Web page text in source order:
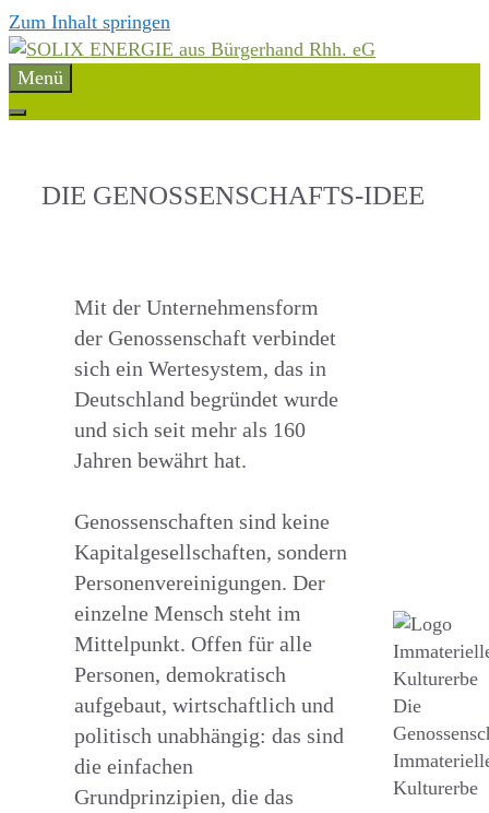
Zum Inhalt springen
Menü
DIE GENOSSENSCHAFTS-IDEE
Mit der Unternehmensform
der Genossenschaft verbindet
sich ein Wertesystem, das in
Deutschland begründet wurde
und sich seit mehr als 160
Jahren bewährt hat.
Genossenschaften sind keine
Kapitalgesellschaften, sondern
Personenvereinigungen. Der
einzelne Mensch steht im
Mittelpunkt. Offen für alle
Personen, demokratisch
aufgebaut, wirtschaftlich und
politisch unabhängig: das sind
die einfachen
Grundprinzipien, die das
Die
Kulturerbe